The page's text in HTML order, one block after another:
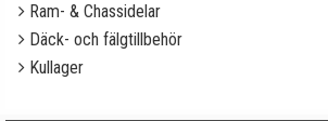
Ram- & Chassidelar
Däck- och fälgtillbehör
Kullager